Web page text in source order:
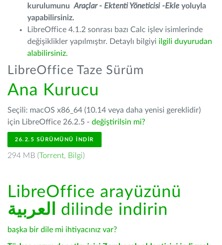
kurulumunu Araçlar - Ektenti Yöneticisi -Ekle yoluyla
yapabilirsiniz.
LibreOffice 4.1.2 sonrası bazı Calc işlev isimlerinde
değişiklikler yapılmıştır. Detaylı bilgiyi ilgili duyurudan
alabilirsiniz.
LibreOffice Taze Sürüm
Ana Kurucu
Seçili: macOS x86_64 (10.14 veya daha yenisi gereklidir)
için LibreOffice 26.2.5 - değiştirilsin mi?
26.2.5 SÜRÜMÜNÜ İNDIR
294 MB (Torrent, Bilgi)
LibreOffice arayüzünü
العربية
dilinde indirin
başka bir dile mi ihtiyacınız var?